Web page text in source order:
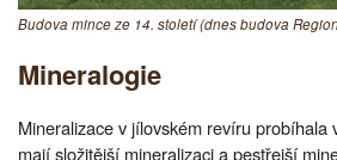
Budova mince ze 14. století (dnes budova
Mineralogie
Mineralizace v jílovském revíru probíhala
mají složitější mineralizaci a pestřejší